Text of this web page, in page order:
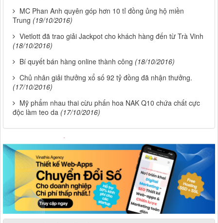
MC Phan Anh quyên góp hơn 10 tỉ đồng ủng hộ miền
Trung (19/10/2016)
Vietlott đã trao giải Jackpot cho khách hàng đến từ Trà Vinh
(18/10/2016)
Bí quyết bán hàng online thành công (18/10/2016)
Chủ nhân giải thưởng xổ số 92 tỷ đồng đã nhận thưởng.
(17/10/2016)
Mỹ phẩm nhau thai cừu phấn hoa NAK Q10 chứa chất cực
độc làm teo da (17/10/2016)